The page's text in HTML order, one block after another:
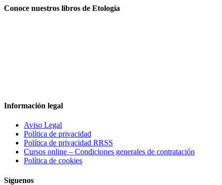
Conoce nuestros libros de Etología
Información legal
Aviso Legal
Política de privacidad
Política de privacidad RRSS
Cursos online – Condiciones generales de contratación
Política de cookies
Síguenos